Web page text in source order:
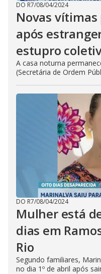
DO R7/08/04/2024
Novas
após
estupro
A casa noturna
(Secretária de Ordem
DO R7/08/04/2024
Mulher está
dias em
Rio
Segundo familiares,
no dia 1º de abril após